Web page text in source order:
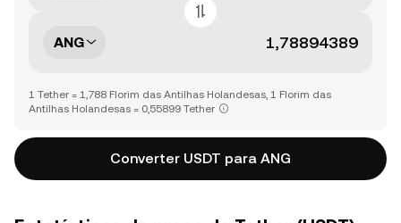
ANG
1 Tether = 1,788 Florim das Antilhas Holandesas, 1 Florim das
Antilhas Holandesas = 0,55899 Tether
Converter USDT para ANG